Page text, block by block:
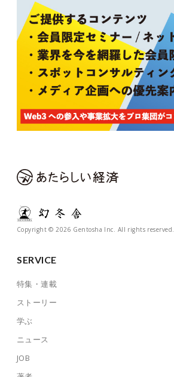
Copyright © 2026 Gentosha Inc. All rights reserved.
SERVICE
特集・連載
ストーリー
学ぶ
ニュース
JOB